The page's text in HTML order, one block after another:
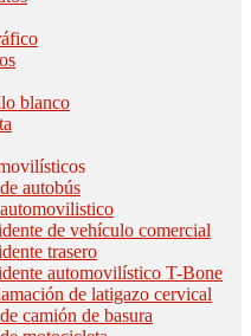
blanco
autobús
de vehículo comercial
trasero
automovilístico T-Bone
de latigazo cervical
camión de basura